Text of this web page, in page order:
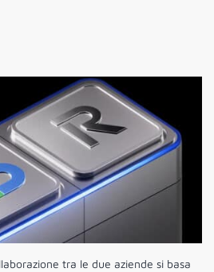
tra le due aziende si basa